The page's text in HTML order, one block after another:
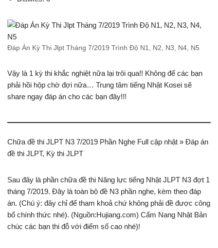
Đáp Án Kỳ Thi Jlpt Tháng 7/2019 Trình Độ N1, N2, N3, N4, N5
Vậy là 1 kỳ thi khắc nghiệt nữa lại trôi qua!! Không để các bạn
phải hồi hộp chờ đợi nữa… Trung tâm tiếng Nhật Kosei sẽ
share ngay đáp án cho các bạn đây!!!
Chữa đề thi JLPT N3 7/2019 Phần Nghe Full cập nhật » Đáp án
đề thi JLPT, Kỳ thi JLPT
Sau đây là phần chữa đề thi Năng lực tiếng Nhật JLPT N3 đợt 1
tháng 7/2019. Đây là toàn bộ đề N3 phần nghe, kèm theo đáp
án. (Chú ý: đây chỉ để tham khoả chứ không phải đề được công
bố chính thức nhé). (Nguồn:Hujiang.com) Cẩm Nang Nhật Bản
chúc các bạn thi đỗ với điểm số cao nhé)!